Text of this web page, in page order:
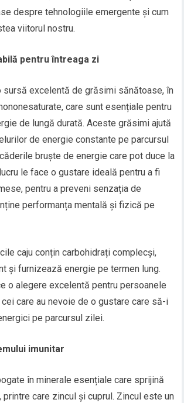
despre tehnologiile emergente și cum
viitorul nostru.
pentru întreaga zi
sursă excelentă de grăsimi sănătoase, în
care sunt esențiale pentru
de lungă durată. Aceste grăsimi ajută
de energie constante pe parcursul
bruște de energie care pot duce la
le face o gustare ideală pentru a fi
pentru a preveni senzația de
performanța mentală și fizică pe
caju conțin carbohidrați complecși,
și furnizează energie pe termen lung.
o alegere excelentă pentru persoanele
care au nevoie de o gustare care să-i
pe parcursul zilei.
imunitar
în minerale esențiale care sprijină
printre care zincul și cuprul. Zincul este un